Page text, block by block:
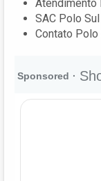
Atendimento
SAC Polo Sul
Contato Polo